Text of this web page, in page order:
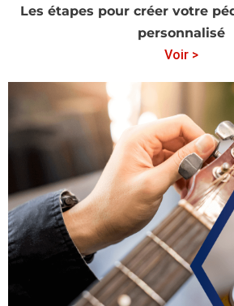
Les étapes pour créer votre
personnalisé
Voir >